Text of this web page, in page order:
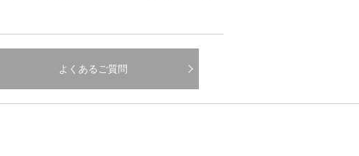
よくあるご質問